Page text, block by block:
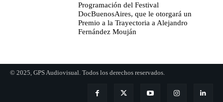
Programación del Festival
DocBuenosAires, que le otorgará un
Premio a la Trayectoria a Alejandro
Fernández Mouján
© 2025, GPS Audiovisual. Todos los derechos reservados.